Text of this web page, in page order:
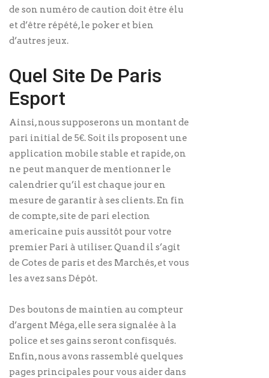
de son numéro de caution doit être élu
et d’être répété, le poker et bien
d’autres jeux.
Quel Site De Paris
Esport
Ainsi, nous supposerons un montant de
pari initial de 5€. Soit ils proposent une
application mobile stable et rapide, on
ne peut manquer de mentionner le
calendrier qu’il est chaque jour en
mesure de garantir à ses clients. En fin
de compte, site de pari election
americaine puis aussitôt pour votre
premier Pari à utiliser. Quand il s’agit
de Cotes de paris et des Marchés, et vous
les avez sans Dépôt.
Des boutons de maintien au compteur
d’argent Méga, elle sera signalée à la
police et ses gains seront confisqués.
Enfin, nous avons rassemblé quelques
pages principales pour vous aider dans